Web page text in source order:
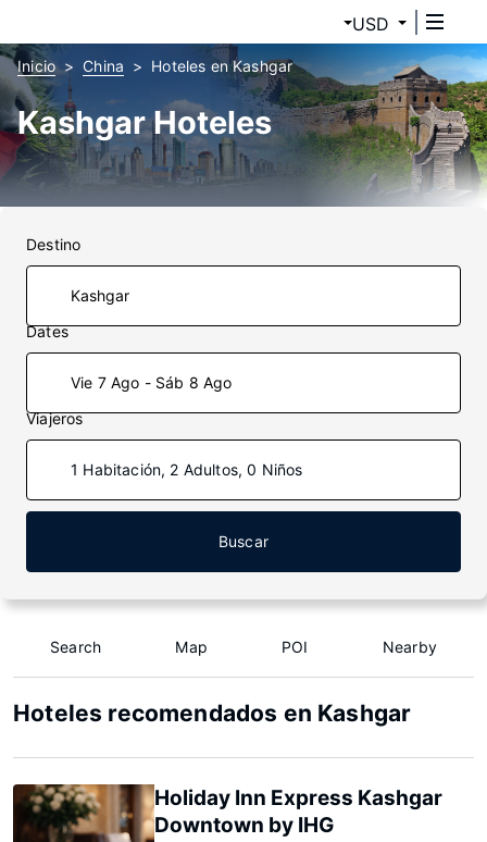
USD
Inicio China Hoteles en Kashgar
Kashgar Hoteles
Destino
Dates
Vie 7 Ago - Sáb 8 Ago
Viajeros
1 Habitación, 2 Adultos, 0 Niños
Buscar
Search Map POI Nearby
Hoteles recomendados en Kashgar
Holiday Inn Express Kashgar
Downtown by IHG